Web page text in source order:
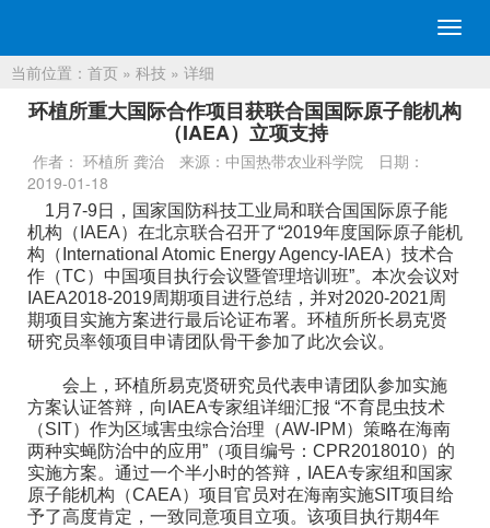
切
换
航
当前位置： 首页 » 科技 » 详细
环植所重大国际合作项目获联合国国际原子能机构
（IAEA）立项支持
作者： 环植所 龚治 来源：中国热带农业科学院
日期：
2019-01-18
1月7-9日，国家国防科技工业局和联合国国际原子能
机构（IAEA）在北京联合召开了“2019年度国际原子能机
构（International Atomic Energy Agency-IAEA）技术合
作（TC）中国项目执行会议暨管理培训班”。本次会议对
IAEA2018-2019周期项目进行总结，并对2020-2021周
期项目实施方案进行最后论证布署。环植所所长易克贤
研究员率领项目申请团队骨干参加了此次会议。
会上，环植所易克贤研究员代表申请团队参加实施
方案认证答辩，向IAEA专家组详细汇报 “不育昆虫技术
（SIT）作为区域害虫综合治理（AW-IPM）策略在海南
两种实蝇防治中的应用”（项目编号：CPR2018010）的
实施方案。通过一个半小时的答辩，IAEA专家组和国家
原子能机构（CAEA）项目官员对在海南实施SIT项目给
予了高度肯定，一致同意项目立项。该项目执行期4年